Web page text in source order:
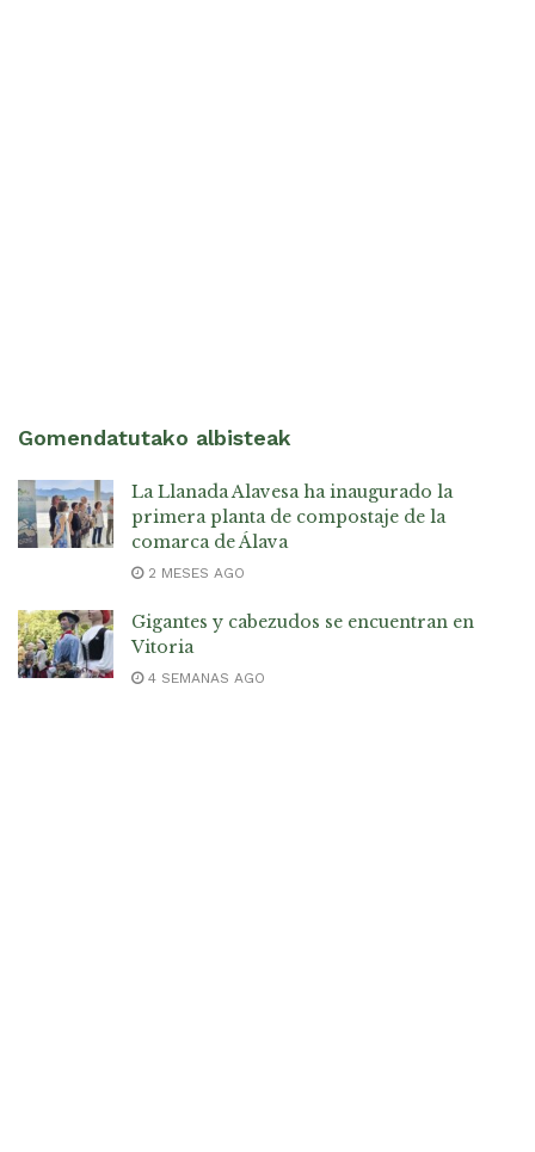
Gomendatutako albisteak
La Llanada Alavesa ha inaugurado la
primera planta de compostaje de la
comarca de Álava
2 MESES AGO
Gigantes y cabezudos se encuentran en
Vitoria
4 SEMANAS AGO